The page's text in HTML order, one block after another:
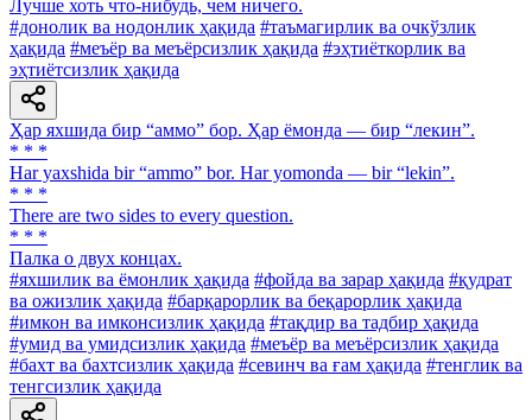
Лучше хоть что-нибудь, чем ничего.
#донолик ва нодонлик ҳақида #таъмагирлик ва очкўзлик
ҳақида #меъёр ва меъёрсизлик ҳақида #эҳтиёткорлик ва
эҳтиётсизлик ҳақида
Ҳар яхшида бир “аммо” бор. Ҳар ёмонда — бир “лекин”.
* * *
Har yaxshida bir “ammo” bor. Har yomonda — bir “lekin”.
* * *
There are two sides to every question.
* * *
Палка о двух концах.
#яхшилик ва ёмонлик ҳақида #фойда ва зарар ҳақида #қудрат
ва ожизлик ҳақида #барқарорлик ва беқарорлик ҳақида
#имкон ва имконсизлик ҳақида #тақдир ва тадбир ҳақида
#умид ва умидсизлик ҳақида #меъёр ва меъёрсизлик ҳақида
#бахт ва бахтсизлик ҳақида #севинч ва ғам ҳақида #тенглик ва
тенгсизлик ҳақида